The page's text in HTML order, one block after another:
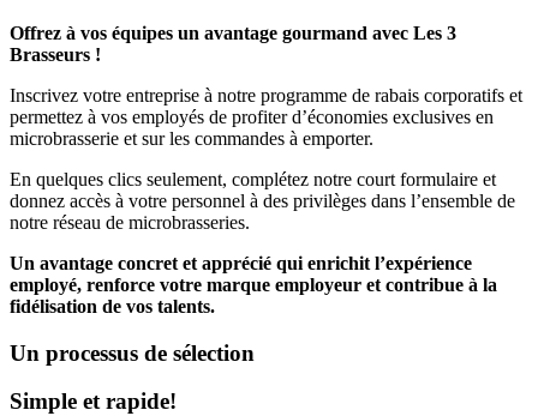
Offrez à vos équipes un avantage gourmand avec Les 3
Brasseurs !
Inscrivez votre entreprise à notre programme de rabais corporatifs et
permettez à vos employés de profiter d’économies exclusives en
microbrasserie et sur les commandes à emporter.
En quelques clics seulement, complétez notre court formulaire et
donnez accès à votre personnel à des privilèges dans l’ensemble de
notre réseau de microbrasseries.
Un avantage concret et apprécié qui enrichit l’expérience
employé, renforce votre marque employeur et contribue à la
fidélisation de vos talents.
Un processus de sélection
Simple et rapide!